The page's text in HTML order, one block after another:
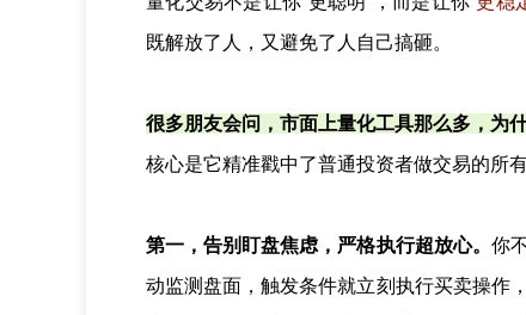
既解放了人，又避免了人自己搞砸。
很多朋友会问，市面上量化工具那么多，为
核心是它精准戳中了普通投资者做交易的所
第一，告别盯盘焦虑，严格执行超放心。 你
动监测盘面，触发条件就立刻执行买卖操作